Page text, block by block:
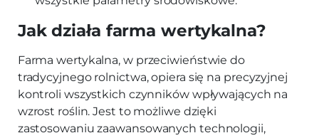
Jak działa farma wertykalna?
Farma wertykalna, w przeciwieństwie do
tradycyjnego rolnictwa, opiera się na precyzyjnej
kontroli wszystkich czynników wpływających na
wzrost roślin. Jest to możliwe dzięki
zastosowaniu zaawansowanych technologii,